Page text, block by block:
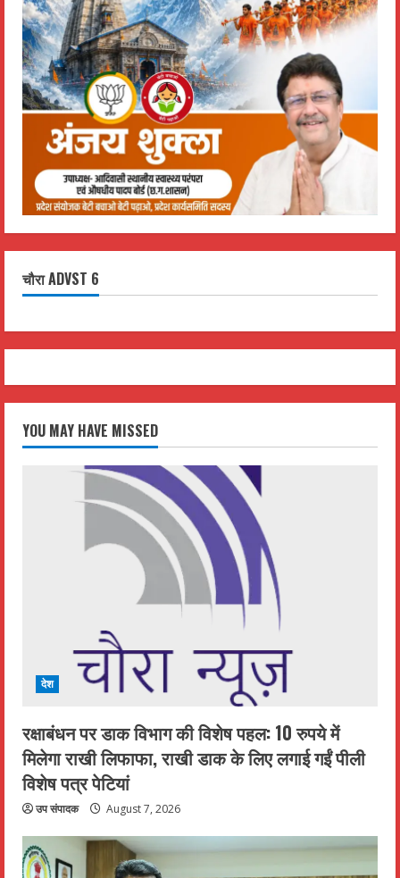
चौरा ADVST 6
YOU MAY HAVE MISSED
देश
रक्षाबंधन पर डाक विभाग की विशेष पहल: 10 रुपये में
मिलेगा राखी लिफाफा, राखी डाक के लिए लगाई गईं पीली
विशेष पत्र पेटियां
उप संपादक August 7, 2026